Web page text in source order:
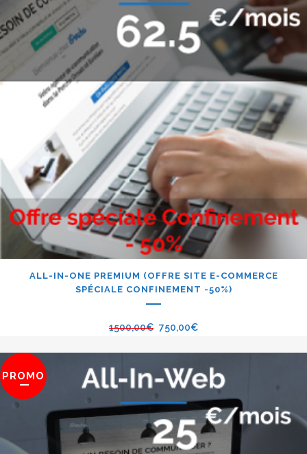
ALL-IN-ONE PREMIUM (OFFRE SITE E-COMMERCE
SPÉCIALE CONFINEMENT -50%)
1500,00€ 750,00€
PROMO